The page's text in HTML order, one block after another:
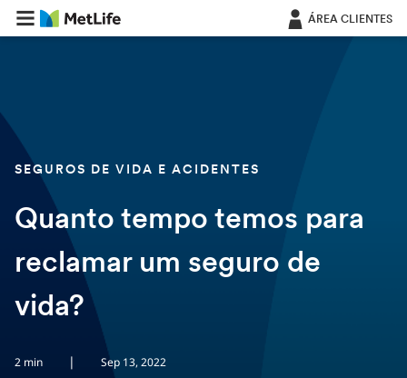
Saltar navegação ÁREA CLIENTES
SEGUROS DE VIDA E ACIDENTES
Quanto tempo temos para
reclamar um seguro de
vida?
2 min | Sep 13, 2022